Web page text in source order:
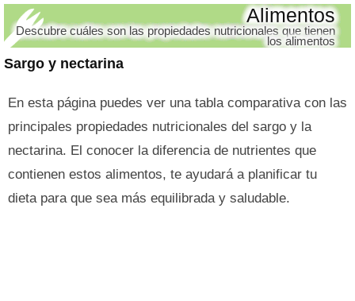
Sargo y nectarina
Alimentos
Descubre cuáles son las propiedades nutricionales que tienen
los alimentos
En esta página puedes ver una tabla comparativa con las
principales propiedades nutricionales del sargo y la
nectarina. El conocer la diferencia de nutrientes que
contienen estos alimentos, te ayudará a planificar tu
dieta para que sea más equilibrada y saludable.